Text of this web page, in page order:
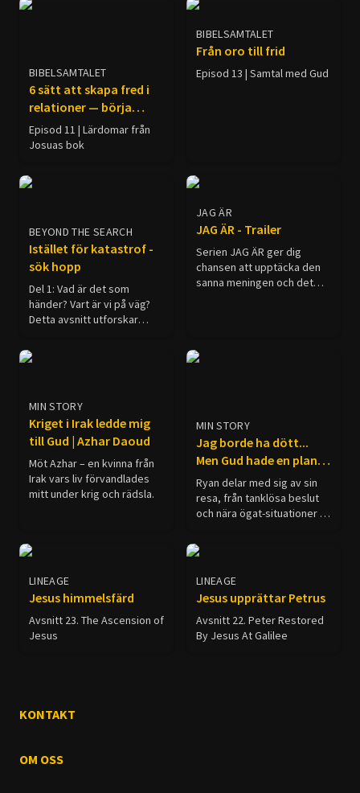
BIBELSAMTALET
6 sätt att skapa fred i
relationer — börja
använda dem idag
Episod 11 | Lärdomar från
Josuas bok
BIBELSAMTALET
Från oro till frid
Episod 13 | Samtal med Gud
BEYOND THE SEARCH
Istället för katastrof -
sök hopp
Del 1: Vad är det som
händer? Vart är vi på väg?
Detta avsnitt utforskar
finansiella händelser för att
förstå den större bilden
till samhällets allmänna
moraliska förfall, från
problem med försörjningen
av varor till din matbutik till
framtidsångest på Wall
Street. "Istället för
katastrof - sök hopp"
JAG ÄR
JAG ÄR - Trailer
Serien JAG ÄR ger dig
chansen att upptäcka den
sanna meningen och det
och vad hans död och
som Jesus kan betyda i ditt
MIN STORY
Kriget i Irak ledde mig
till Gud | Azhar Daoud
Möt Azhar – en kvinna från
Irak vars liv förvandlades
mitt under krig och rädsla.
MIN STORY
Jag borde ha dött...
Men Gud hade en plan |
Ryan Mitchell
Ryan delar med sig av sin
resa, från tanklösa beslut
och nära ögat-situationer till
verkligen handlar om. Om
du någonsin har ifrågasatt
ditt syfte, undrat över
meningen med livet eller
känt att det måste finnas
något mer, kanske hans
berättelse tilltalar dig.
LINEAGE
Jesus himmelsfärd
Avsnitt 23. The Ascension of
Jesus
LINEAGE
Jesus upprättar Petrus
Avsnitt 22. Peter Restored
By Jesus At Galilee
KONTAKT
OM OSS